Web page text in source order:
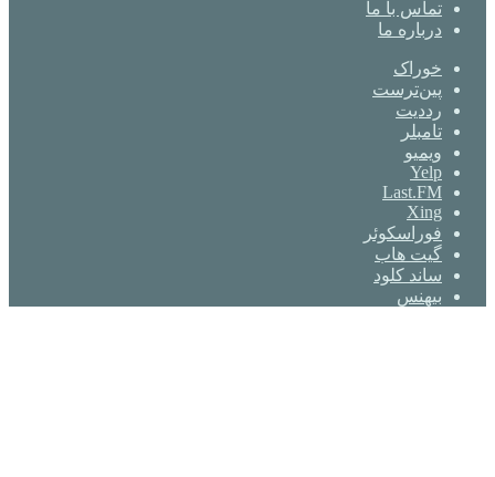
تماس با ما
درباره ما
خوراک
‫پین‌ترست
‫رددیت
‫تامبلر
ویمیو
Yelp
Last.FM
Xing
فوراسکوئر
گیت ‌هاب
ساند کلود
بیهنس